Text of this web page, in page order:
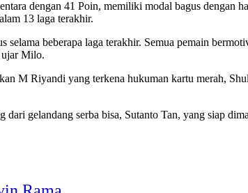
dengan 41 Poin, memiliki modal bagus dengan
13 laga terakhir.
selama beberapa laga terakhir. Semua pemain
ujar Milo.
M Riyandi yang terkena hukuman kartu merah,
dari gelandang serba bisa, Sutanto Tan, yang siap